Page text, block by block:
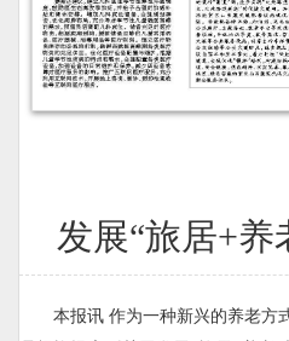
发展“旅居+
本报讯 作为一种新兴的养老方